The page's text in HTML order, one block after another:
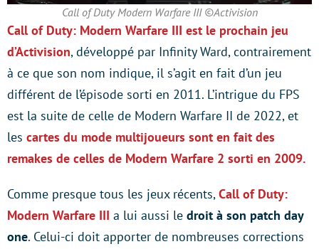
Call of Duty Modern Warfare III ©Activision
Call of Duty: Modern Warfare III est le prochain jeu
d’Activision, développé par Infinity Ward, contrairement
à ce que son nom indique, il s’agit en fait d’un jeu
différent de l’épisode sorti en 2011. L’intrigue du FPS
est la suite de celle de Modern Warfare II de 2022, et
les cartes du mode multijoueurs sont en fait des
remakes de celles de Modern Warfare 2 sorti en 2009.
Comme presque tous les jeux récents,Call of Duty:
Modern Warfare III a lui aussi le droit à son patch day
one. Celui-ci doit apporter de nombreuses corrections